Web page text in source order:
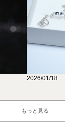
2026/01/18
もっと見る